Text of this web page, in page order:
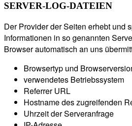
SERVER-LOG-DATEIEN
Der Provider der Seiten erhebt und
Informationen in so genannten
Browser automatisch an uns
Browsertyp und
verwendetes Betriebssystem
Referrer URL
Hostname des zugreifenden
Uhrzeit der Serveranfrage